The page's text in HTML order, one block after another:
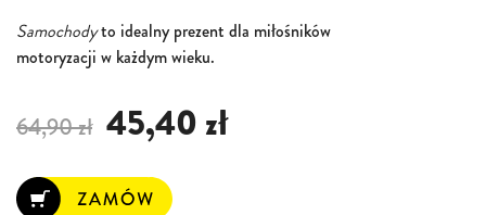
Samochodyto idealny prezent dla miłośników
motoryzacji w każdym wieku.
64,90 zł 45,40 zł